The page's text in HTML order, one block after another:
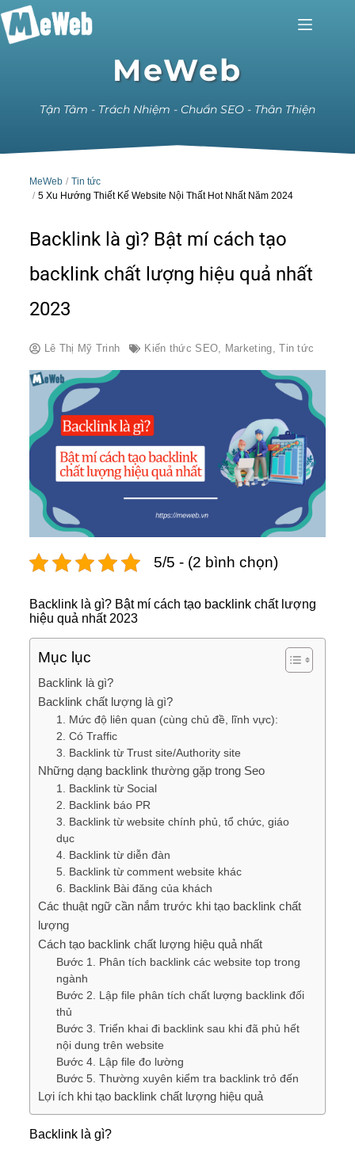
MeWeb
Tận Tâm - Trách Nhiệm - Chuẩn SEO - Thân Thiện
MeWeb
Tin tức
5 Xu Hướng Thiết Kế Website Nội Thất Hot Nhất Năm 2024
Backlink là gì? Bật mí cách tạo
backlink chất lượng hiệu quả nhất
2023
Lê Thị Mỹ Trinh Kiến thức SEO, Marketing,Tin tức
5/5 - (2 bình chọn)
Backlink là gì? Bật mí cách tạo backlink chất lượng
hiệu quả nhất 2023
Mục lục
Backlink là gì?
Backlink chất lượng là gì?
1. Mức độ liên quan (cùng chủ đề, lĩnh vực):
2. Có Traffic
3. Backlink từ Trust site/Authority site
Những dạng backlink thường gặp trong Seo
1. Backlink từ Social
2. Backlink báo PR
3. Backlink từ website chính phủ, tổ chức, giáo
dục
4. Backlink từ diễn đàn
5. Backlink từ comment website khác
6. Backlink Bài đăng của khách
Các thuật ngữ cần nắm trước khi tạo backlink chất
lượng
Cách tạo backlink chất lượng hiệu quả nhất
Bước 1. Phân tích backlink các website top trong
ngành
Bước 2. Lập file phân tích chất lượng backlink đối
thủ
Bước 3. Triển khai đi backlink sau khi đã phủ hết
nội dung trên website
Bước 4. Lập file đo lường
Bước 5. Thường xuyên kiểm tra backlink trỏ đến
Lợi ích khi tạo backlink chất lượng hiệu quả
Backlink là gì?